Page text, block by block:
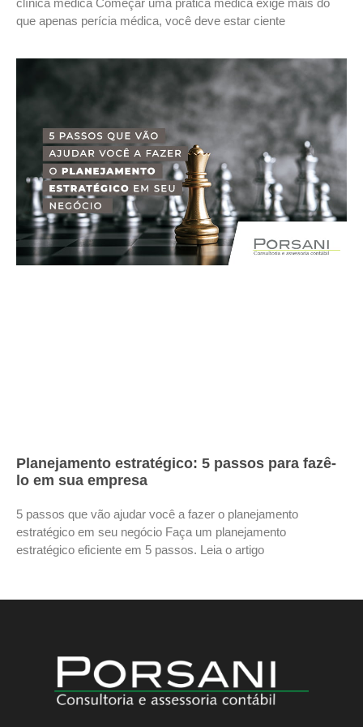
clínica médica Começar uma prática médica exige mais do
que apenas perícia médica, você deve estar ciente
Planejamento estratégico: 5 passos para fazê-
lo em sua empresa
5 passos que vão ajudar você a fazer o planejamento
estratégico em seu negócio Faça um planejamento
estratégico eficiente em 5 passos. Leia o artigo